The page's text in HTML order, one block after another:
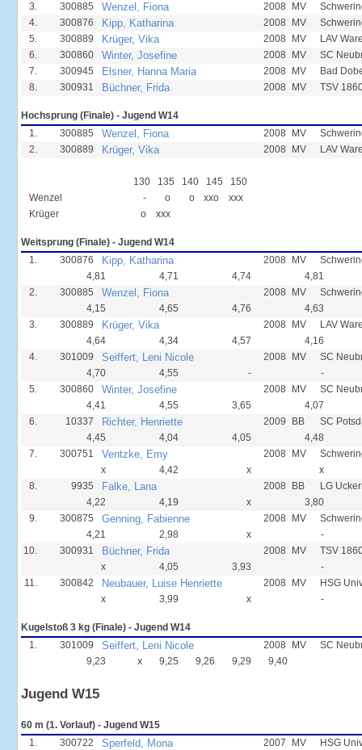
3.
300885 Wenzel, Fiona 2008 MV
4.
300876 Kipp, Katharina 2008 MV
5.
300889 Krüger, Vika 2008 MV
LAV
6.
300860 Winter, Josefine 2008 MV
SC
7.
300945 Elsner, Hanna Maria 2008 MV
Bad
8.
300931 Büchner, Frida 2008 MV TSV
Hochsprung (Finale) - Jugend W14
1.
300885 Wenzel, Fiona 2008 MV
2.
300889 Krüger, Vika 2008 MV LAV
130 135 140 145
150
Wenzel
- o o xxo
xxx
Krüger
o xxx
Weitsprung (Finale) - Jugend W14
1.
300876 Kipp, Katharina 2008 MV
4,81
4,71 4,74
4,81
2.
300885 Wenzel, Fiona 2008 MV
4,15
4,65 4,76
4,63
3.
300889 Krüger, Vika 2008 MV
LAV
4,64
4,34 4,57
4,16
4.
301009 Seiffert, Leni Nicole 2008 MV
SC
4,70
4,55 -
-
5.
300860 Winter, Josefine 2008 MV
SC
4,41
4,55 3,65
4,07
6.
10337 Richter, Henriette 2009 BB
SC
4,45
4,04 4,05
4,48
7.
300751 Ventzke, Emy 2008 MV
x
4,42 x
x
8.
9935 Falke, Lana 2008 BB
LG
4,22
4,19 x
3,80
9.
300875 Genning, Fabienne 2008 MV
4,21
2,98 x
-
10.
300931 Büchner, Frida 2008 MV
TSV
x
4,05 3,93
-
11.
300842 Neubauer, Luise Henriette 2008 MV
HSG
x
3,99 x -
Kugelstoß 3 kg (Finale) - Jugend W14
1.
301009 Seiffert, Leni Nicole 2008 MV
SC
9,23
x 9,25 9,26 9,29 9,40
Jugend W15
60 m (1. Vorlauf) - Jugend W15
1.
300722 Sperfeld, Mona 2007 MV HSG